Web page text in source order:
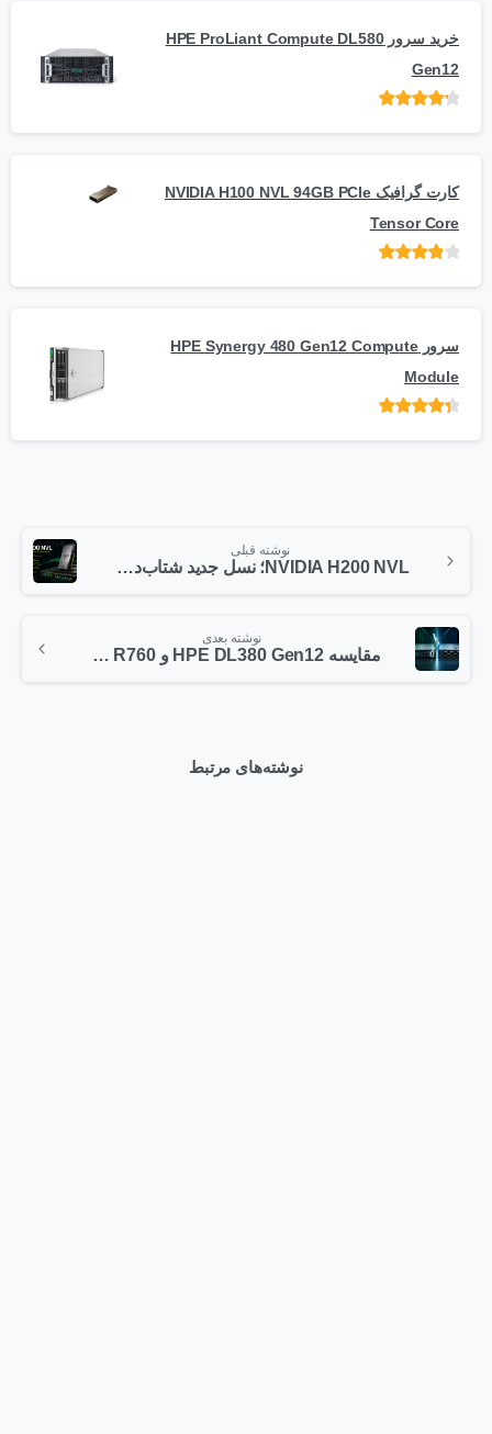
خرید سرور HPE ProLiant Compute DL580
Gen12
کارت گرافیک NVIDIA H100 NVL 94GB PCIe
Tensor Core
5
سرور HPE Synergy 480 Gen12 Compute
Module
نوشته قبلی
NVIDIA H200 NVL؛ نسل جدید شتاب‌دهنده‌های AI برای زیرساخت‌های Enterprise
نوشته بعدی
مقایسه HPE DL380 Gen12 و Dell PowerEdge R760 | کدام سرور برای دیتاسنتر بهتر است؟
نوشته‌های مرتبط